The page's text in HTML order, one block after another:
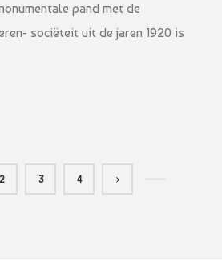
pand met de
sociëteit uit de jaren 1920 is
2 3 4